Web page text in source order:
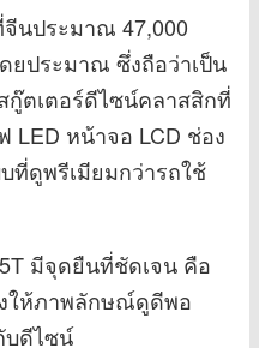
จีนประมาณ 47,000
ยประมาณ ซึ่งถือว่าเป็น
ตเตอร์ดีไซน์คลาสสิกที่
LED หน้าจอ LCD ช่อง
ที่ดูพรีเมียมกว่ารถใช้
มีจุดยืนที่ชัดเจน คือ
ให้ภาพลักษณ์ดูดีพอ
ดีไซน์